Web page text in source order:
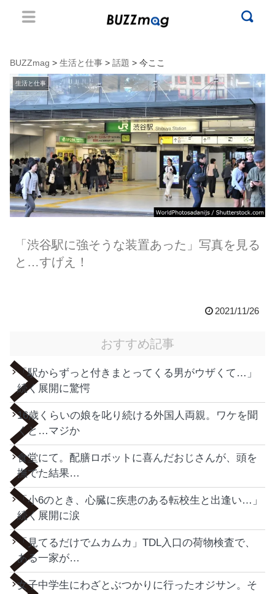
BUZZmag > 生活と仕事 > 話題 > 今ここ
生活と仕事
「渋谷駅に強そうな装置あった」写真を見る
と…すげえ！
2021/11/26
おすすめ記事
「駅からずっと付きまとってくる男がウザくて…」
続く展開に驚愕
16歳くらいの娘を叱り続ける外国人両親。ワケを聞
くと…マジか
食堂にて。配膳ロボットに喜んだおじさんが、頭を
撫でた結果…
「小6のとき、心臓に疾患のある転校生と出逢い…」
続く展開に涙
「見てるだけでムカムカ」TDL入口の荷物検査で、
ある一家が…
女子中学生にわざとぶつかりに行ったオジサン。そ